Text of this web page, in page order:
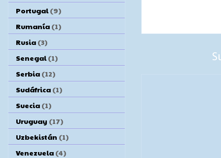
Portugal (9)
Rumanía (1)
Rusia (3)
Senegal (1)
Serbia (12)
Sudáfrica (1)
Suecia (1)
Uruguay (17)
Uzbekistán (1)
Venezuela (4)